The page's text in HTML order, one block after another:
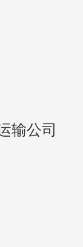
输公司